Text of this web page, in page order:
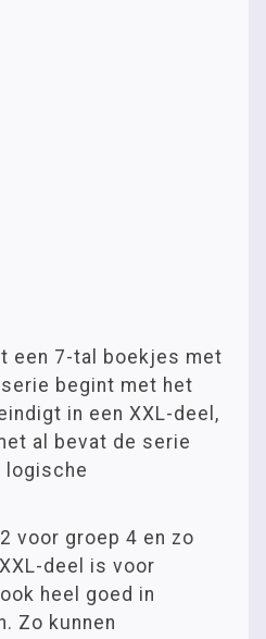
een 7-tal boekjes met
begint met het
in een XXL-deel,
al bevat de serie
logische
voor groep 4 en zo
deel is voor
heel goed in
Zo kunnen